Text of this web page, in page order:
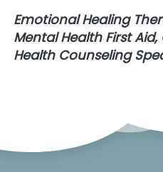
Emotional Healing
Mental Health First
Health Counseling